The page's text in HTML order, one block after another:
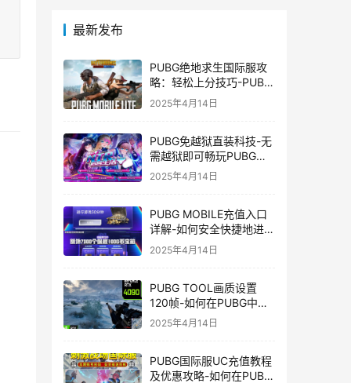
最新发布
PUBG绝地求生国际服攻
略：轻松上分技巧-PUBG
绝地求生国际服新手入门
2025年4月14日
PUBG免越狱直装科技-无
需越狱即可畅玩PUBG的
安装技巧
2025年4月14日
PUBG MOBILE充值入口
详解-如何安全快捷地进行
PUBG MOBILE充值
2025年4月14日
PUBG TOOL画质设置
120帧-如何在PUBG中使
用PUBG TOOL实现120
2025年4月14日
PUBG国际服UC充值教程
及优惠攻略-如何在PUBG